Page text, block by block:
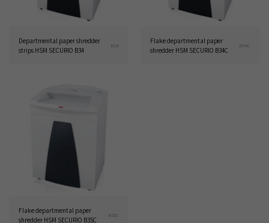
Departmental paper shredder
strips HSM SECURIO B34
B34
Flake departmental paper
shredder HSM SECURIO B34C
B34C
Flake departmental paper
shredder HSM SECURIO B35C
B35C